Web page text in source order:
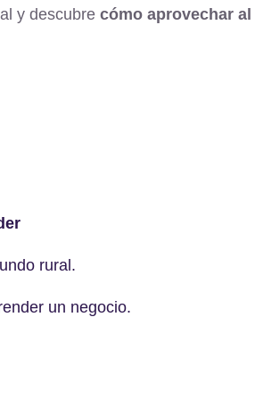
y descubre cómo aprovechar
rural.
un negocio.